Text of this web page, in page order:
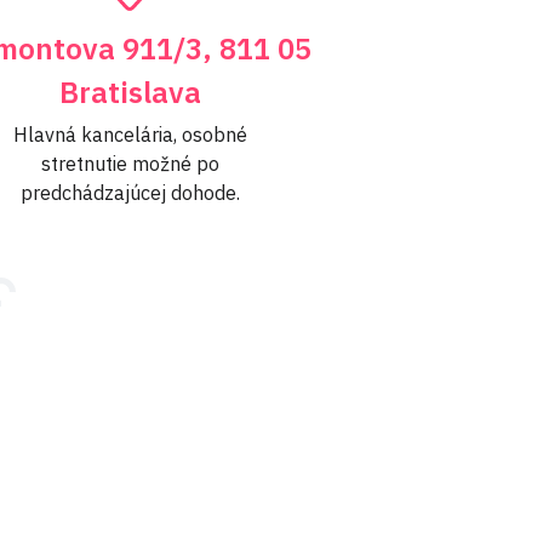
911/3, 811 05
Bratislava
Hlavná kancelária, osobné
stretnutie možné po
predchádzajúcej dohode.